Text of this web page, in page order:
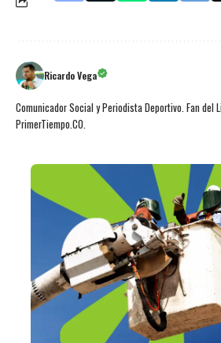
Ricardo Vega
Comunicador Social y Periodista Deportivo. Fan del
PrimerTiempo.CO.